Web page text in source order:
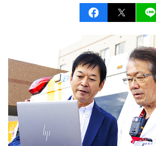
Poly
WXP（DEXツー
タグ一覧
イベント・セミナー情報
コラム一覧
日本HP 公式Webサイト